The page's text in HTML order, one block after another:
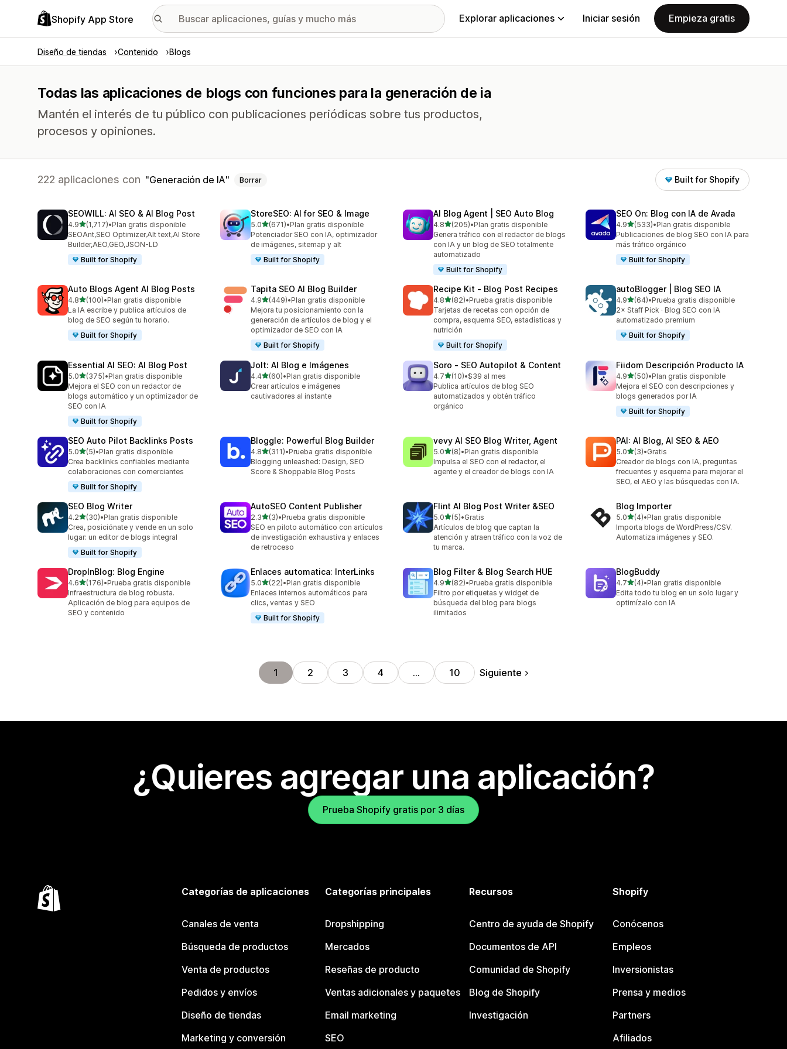
Shopify App Store Explorar aplicaciones Iniciar sesión Empieza gratis
Diseño de tiendas Contenido Blogs
Todas las aplicaciones de blogs con funciones para la generación de ia
Mantén el interés de tu público con publicaciones periódicas sobre tus productos,
procesos y opiniones.
222 aplicaciones con Generación de IA Borrar Built for Shopify
SEOWILL: AI SEO & AI Blog Post
4.9de 5 estrellas
(1,717)
1717 reseñas en total
•Plan gratis disponible
SEOAnt,SEO Optimizer,Alt text,AI Store
Builder,AEO,GEO,JSON-LD
Built for Shopify
StoreSEO: AI for SEO & Image
5.0de 5 estrellas
(671)
671 reseñas en total
•Plan gratis disponible
Potenciador SEO con IA, optimizador
de imágenes, sitemap y alt
Built for Shopify
AI Blog Agent | SEO Auto Blog
4.8de 5 estrellas
(205)
205 reseñas en total
•Plan gratis disponible
Genera tráfico con el redactor de blogs
con IA y un blog de SEO totalmente
automatizado
Built for Shopify
SEO On: Blog con IA de Avada
4.9de 5 estrellas
(533)
533 reseñas en total
•Plan gratis disponible
Publicaciones de blog SEO con IA para
más tráfico orgánico
Built for Shopify
Auto Blogs Agent AI Blog Posts
4.8de 5 estrellas
(100)
100 reseñas en total
•Plan gratis disponible
La IA escribe y publica artículos de
blog de SEO según tu horario.
Built for Shopify
Tapita SEO AI Blog Builder
4.9de 5 estrellas
(449)
449 reseñas en total
•Plan gratis disponible
Mejora tu posicionamiento con la
generación de artículos de blog y el
optimizador de SEO con IA
Built for Shopify
Recipe Kit ‑ Blog Post Recipes
4.8de 5 estrellas
(82)
82 reseñas en total
•Prueba gratis disponible
Tarjetas de recetas con opción de
compra, esquema SEO, estadísticas y
nutrición
Built for Shopify
autoBlogger | Blog SEO IA
4.9de 5 estrellas
(64)
64 reseñas en total
•Prueba gratis disponible
2× Staff Pick · Blog SEO con IA
automatizado premium
Built for Shopify
Essential AI SEO: AI Blog Post
5.0de 5 estrellas
(375)
375 reseñas en total
•Plan gratis disponible
Mejora el SEO con un redactor de
blogs automático y un optimizador de
SEO con IA
Built for Shopify
Jolt: AI Blog e Imágenes
4.4de 5 estrellas
(60)
60 reseñas en total
•Plan gratis disponible
Crear artículos e imágenes
cautivadores al instante
Soro ‑ SEO Autopilot & Content
4.7de 5 estrellas
(10)
10 reseñas en total
•$39 al mes
Publica artículos de blog SEO
automatizados y obtén tráfico
orgánico
Fiidom Descripción Producto IA
4.9de 5 estrellas
(50)
50 reseñas en total
•Plan gratis disponible
Mejora el SEO con descripciones y
blogs generados por IA
Built for Shopify
SEO Auto Pilot Backlinks Posts
5.0de 5 estrellas
(5)
5 reseñas en total
•Plan gratis disponible
Crea backlinks confiables mediante
colaboraciones con comerciantes
Built for Shopify
Bloggle: Powerful Blog Builder
4.8de 5 estrellas
(311)
311 reseñas en total
•Prueba gratis disponible
Blogging unleashed: Design, SEO
Score & Shoppable Blog Posts
vevy AI SEO Blog Writer, Agent
5.0de 5 estrellas
(8)
8 reseñas en total
•Plan gratis disponible
Impulsa el SEO con el redactor, el
agente y el creador de blogs con IA
PAI: AI Blog, AI SEO & AEO
5.0de 5 estrellas
(3)
3 reseñas en total
•Gratis
Creador de blogs con IA, preguntas
frecuentes y esquema para mejorar el
SEO, el AEO y las búsquedas con IA.
SEO Blog Writer
4.2de 5 estrellas
(30)
30 reseñas en total
•Plan gratis disponible
Crea, posiciónate y vende en un solo
lugar: un editor de blogs integral
Built for Shopify
AutoSEO Content Publisher
2.3de 5 estrellas
(3)
3 reseñas en total
•Prueba gratis disponible
SEO en piloto automático con artículos
de investigación exhaustiva y enlaces
de retroceso
Flint AI Blog Post Writer &SEO
5.0de 5 estrellas
(5)
5 reseñas en total
•Gratis
Artículos de blog que captan la
atención y atraen tráfico con la voz de
tu marca.
Blog Importer
5.0de 5 estrellas
(4)
4 reseñas en total
•Plan gratis disponible
Importa blogs de WordPress/CSV.
Automatiza imágenes y SEO.
DropInBlog: Blog Engine
4.6de 5 estrellas
(176)
176 reseñas en total
•Prueba gratis disponible
Infraestructura de blog robusta.
Aplicación de blog para equipos de
SEO y contenido
Enlaces automatica: InterLinks
5.0de 5 estrellas
(22)
22 reseñas en total
•Plan gratis disponible
Enlaces internos automáticos para
clics, ventas y SEO
Built for Shopify
Blog Filter & Blog Search HUE
4.9de 5 estrellas
(82)
82 reseñas en total
•Prueba gratis disponible
Filtro por etiquetas y widget de
búsqueda del blog para blogs
ilimitados
BlogBuddy
4.7de 5 estrellas
(4)
4 reseñas en total
•Plan gratis disponible
Edita todo tu blog en un solo lugar y
optimízalo con IA
1 2 3 4 … 10 Siguiente
¿Quieres agregar una aplicación?
Prueba Shopify gratis por 3 días
Categorías de aplicaciones
Canales de venta
Búsqueda de productos
Venta de productos
Pedidos y envíos
Diseño de tiendas
Marketing y conversión
Categorías principales
Dropshipping
Mercados
Reseñas de producto
Ventas adicionales y paquetes
Email marketing
SEO
Recursos
Centro de ayuda de Shopify
Documentos de API
Comunidad de Shopify
Blog de Shopify
Investigación
Shopify
Conócenos
Empleos
Inversionistas
Prensa y medios
Partners
Afiliados